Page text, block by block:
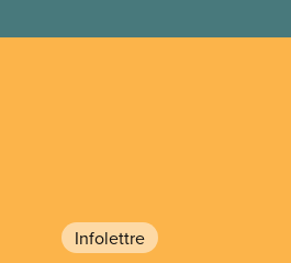
Infolettre